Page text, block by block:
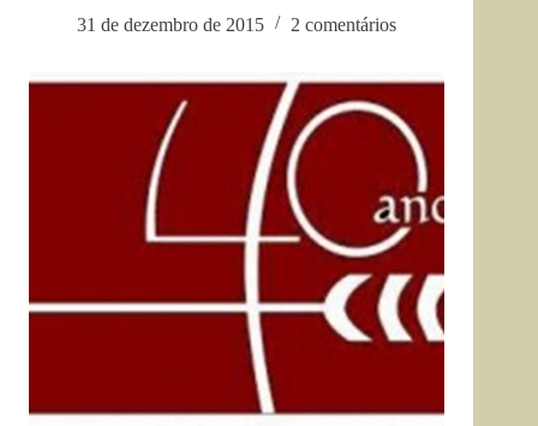
31 de dezembro de 2015
2 comentários